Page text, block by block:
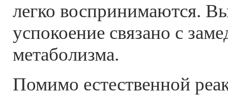
легко воспринимаются.
успокоение связано с
метаболизма.
Помимо естественной